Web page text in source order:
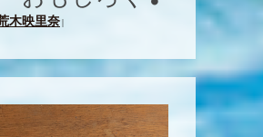
木映里奈